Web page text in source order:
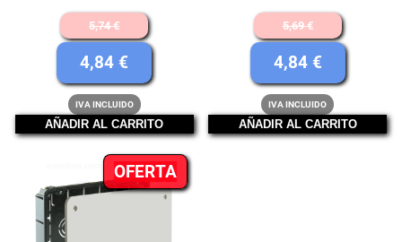
5,74€
El
precio
original
era:
5,74 €.
4,84€
El
precio
actual
es:
4,84 €.
IVA INCLUIDO
AÑADIR AL CARRITO
5,69€
El
precio
original
era:
5,69 €.
4,84 €
El
precio
actual
es:
IVA INCLUIDO
AÑADIR AL CARRITO
OFERTAPRODUCTO
EN